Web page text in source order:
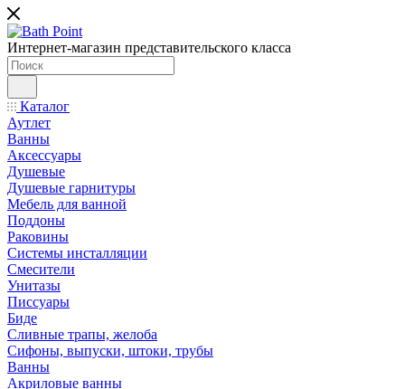
Интернет-магазин представительского класса
Каталог
Аутлет
Ванны
Аксессуары
Душевые
Душевые гарнитуры
Мебель для ванной
Поддоны
Раковины
Системы инсталляции
Смесители
Унитазы
Писсуары
Биде
Сливные трапы, желоба
Сифоны, выпуски, штоки, трубы
Ванны
Акриловые ванны